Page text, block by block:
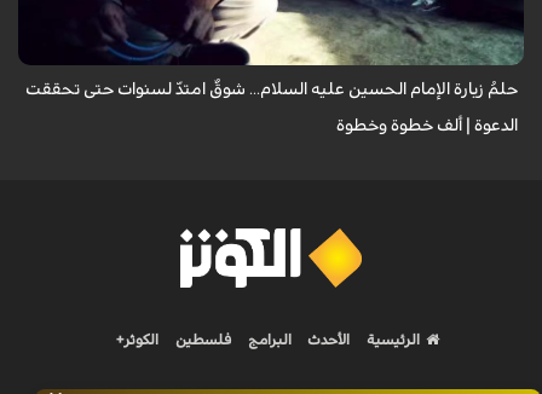
حلمُ زيارة الإمام الحسين عليه السلام... شوقٌ امتدّ لسنوات حتى تحققت
الدعوة | ألف خطوة وخطوة
الرئيسية الأحدث البرامج فلسطين الكوثر+